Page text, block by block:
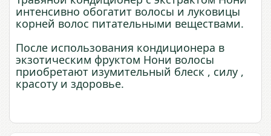
интенсивно обогатит волосы и луковицы
корней волос питательными веществами.
После использования кондиционера в
экзотическим фруктом Нони волосы
приобретают изумительный блеск , силу ,
красоту и здоровье.